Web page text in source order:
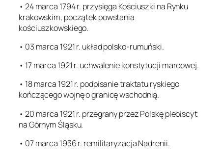
• 24 marca 1794 r. przysięga Kościuszki na Rynku
krakowskim, początek powstania
kościuszkowskiego.
• 03 marca 1921 r. układ polsko-rumuński.
• 17 marca 1921 r. uchwalenie konstytucji marcowej.
• 18 marca 1921 r. podpisanie traktatu ryskiego
kończącego wojnę o granicę wschodnią.
• 20 marca 1921 r. przegrany przez Polskę plebiscyt
na Górnym Śląsku.
• 07 marca 1936 r. remilitaryzacja Nadrenii.